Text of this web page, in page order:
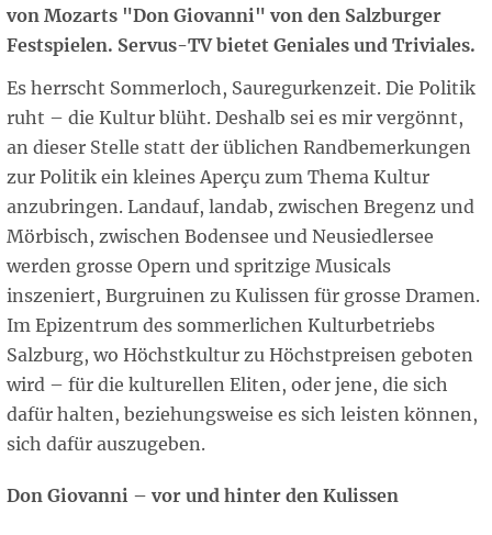
von Mozarts "Don Giovanni" von den Salzburger
Festspielen. Servus-TV bietet Geniales und Triviales.
Es herrscht Sommerloch, Sauregurkenzeit. Die Politik
ruht – die Kultur blüht. Deshalb sei es mir vergönnt,
an dieser Stelle statt der üblichen Randbemerkungen
zur Politik ein kleines Aperçu zum Thema Kultur
anzubringen. Landauf, landab, zwischen Bregenz und
Mörbisch, zwischen Bodensee und Neusiedlersee
werden grosse Opern und spritzige Musicals
inszeniert, Burgruinen zu Kulissen für grosse Dramen.
Im Epizentrum des sommerlichen Kulturbetriebs
Salzburg, wo Höchstkultur zu Höchstpreisen geboten
wird – für die kulturellen Eliten, oder jene, die sich
dafür halten, beziehungsweise es sich leisten können,
sich dafür auszugeben.
Don Giovanni – vor und hinter den Kulissen